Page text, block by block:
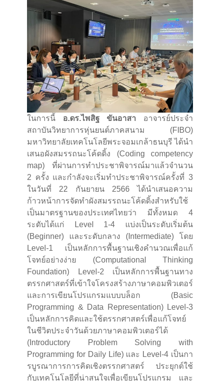
ในการนี้ อ.ดร.ไพสิฐ ขันอาสา อาจารย์ประจำ
สถาบันวิทยาการหุ่นยนต์ภาคสนาม (FIBO)
มหาวิทยาลัยเทคโนโลยีพระจอมเกล้าธนบุรี ได้นำ
เสนอผังสมรรถนะโค้ดดิ้ง (Coding competency
map) ที่ผ่านการทำประชาพิจารณ์มาแล้วจำนวน
2 ครั้ง และกำลังจะเริ่มทำประชาพิจารณ์ครั้งที่ 3
ในวันที่ 22 กันยายน 2566 ได้นำเสนอความ
ก้าวหน้าการจัดทำผังสมรรถนะโค้ดดิ้งสำหรับใช้
เป็นมาตรฐานของประเทศไทยว่า มีทั้งหมด 4
ระดับได้แก่ Level 1-4 แบ่งเป็นระดับเริ่มต้น
(Beginner) และระดับกลาง (Intermediate) โดย
Level-1 เป็นหลักการพื้นฐานเชิงคำนวณเพื่อแก้
โจทย์อย่างง่าย (Computational Thinking
Foundation) Level-2 เป็นหลักการพื้นฐานทาง
ตรรกศาสตร์ที่เข้าใจโครงสร้างภาษาคอมพิวเตอร์
และการเขียนโปรแกรมแบบบล็อก (Basic
Programming & Data Representation) Level-3
เป็นหลักการคิดและใช้ตรรกศาสตร์เพื่อแก้โจทย์
ในชีวิตประจำวันด้วยภาษาคอมพิวเตอร์ได้
(Introductory Problem Solving with
Programming for Daily Life) และ Level-4 เป็นกา
รบูรณาการการคิดเชิงตรรกศาสตร์ ประยุกต์ใช้
กับเทคโนโลยีที่น่าสนใจเพื่อเขียนโปรแกรม และ